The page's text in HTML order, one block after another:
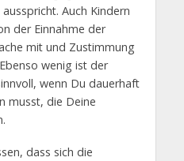
Auch Kindern
der Einnahme der
mit und Zustimmung
wenig ist der
wenn Du dauerhaft
musst, die Deine
dass sich die